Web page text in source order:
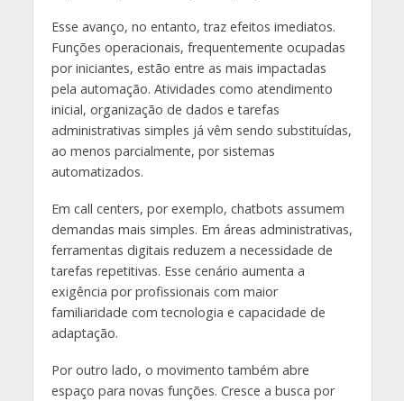
Esse avanço, no entanto, traz efeitos imediatos.
Funções operacionais, frequentemente ocupadas
por iniciantes, estão entre as mais impactadas
pela automação. Atividades como atendimento
inicial, organização de dados e tarefas
administrativas simples já vêm sendo substituídas,
ao menos parcialmente, por sistemas
automatizados.
Em call centers, por exemplo, chatbots assumem
demandas mais simples. Em áreas administrativas,
ferramentas digitais reduzem a necessidade de
tarefas repetitivas. Esse cenário aumenta a
exigência por profissionais com maior
familiaridade com tecnologia e capacidade de
adaptação.
Por outro lado, o movimento também abre
espaço para novas funções. Cresce a busca por